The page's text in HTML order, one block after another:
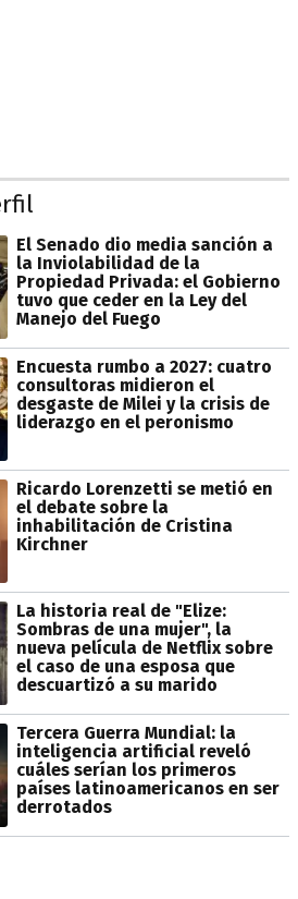
El Senado dio media sanción a
la Inviolabilidad de la
Propiedad Privada: el Gobierno
tuvo que ceder en la Ley del
Manejo del Fuego
Encuesta rumbo a 2027: cuatro
consultoras midieron el
desgaste de Milei y la crisis de
liderazgo en el peronismo
Ricardo Lorenzetti se metió en
el debate sobre la
inhabilitación de Cristina
Kirchner
La historia real de "Elize:
Sombras de una mujer", la
nueva película de Netflix sobre
el caso de una esposa que
descuartizó a su marido
Tercera Guerra Mundial: la
inteligencia artificial reveló
cuáles serían los primeros
países latinoamericanos en ser
derrotados